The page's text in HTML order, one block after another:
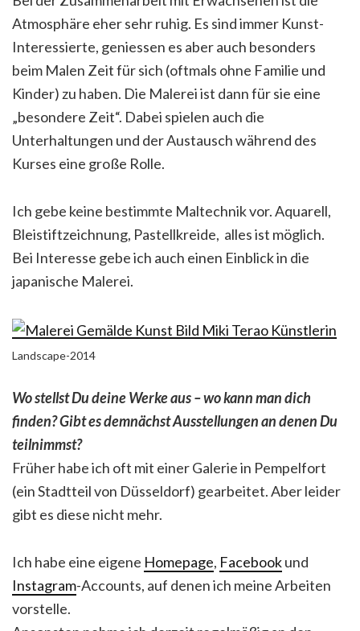
Atmosphäre eher sehr ruhig. Es sind immer Kunst-
Interessierte, geniessen es aber auch besonders
beim Malen Zeit für sich (oftmals ohne Familie und
Kinder) zu haben. Die Malerei ist dann für sie eine
„besondere Zeit“. Dabei spielen auch die
Unterhaltungen und der Austausch während des
Kurses eine große Rolle.
Ich gebe keine bestimmte Maltechnik vor. Aquarell,
Bleistiftzeichnung, Pastellkreide, alles ist möglich.
Bei Interesse gebe ich auch einen Einblick in die
japanische Malerei.
Landscape-2014
Wo stellst Du deine Werke aus – wo kann man dich
finden? Gibt es demnächst Ausstellungen an denen Du
teilnimmst?
Früher habe ich oft mit einer Galerie in Pempelfort
(ein Stadtteil von Düsseldorf) gearbeitet. Aber leider
gibt es diese nicht mehr.
Ich habe eine eigene Homepage, Facebookund
Instagram-Accounts, auf denen ich meine Arbeiten
vorstelle.